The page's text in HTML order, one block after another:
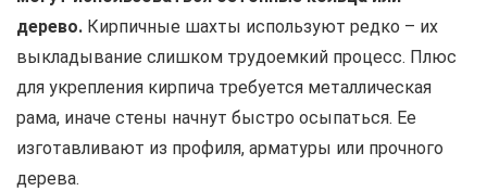
дерево. Кирпичные шахты используют редко – их
выкладывание слишком трудоемкий процесс. Плюс
для укрепления кирпича требуется металлическая
рама, иначе стены начнут быстро осыпаться. Ее
изготавливают из профиля, арматуры или прочного
дерева.